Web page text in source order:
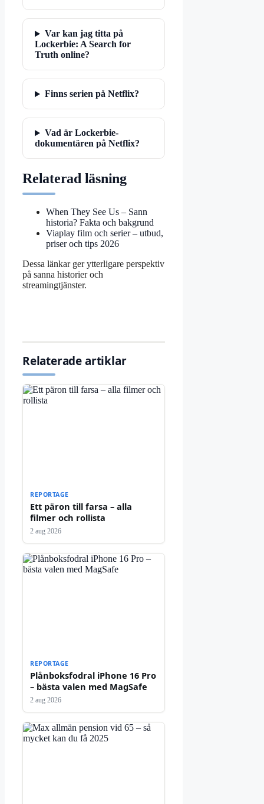
Var kan jag titta på
Lockerbie: A Search for
Truth online?
Finns serien på Netflix?
Vad är Lockerbie-
dokumentären på Netflix?
Relaterad läsning
When They See Us – Sann
historia? Fakta och bakgrund
Viaplay film och serier – utbud,
priser och tips 2026
Dessa länkar ger ytterligare perspektiv
på sanna historier och
streamingtjänster.
Relaterade artiklar
REPORTAGE
Ett päron till farsa – alla
filmer och rollista
2 aug 2026
REPORTAGE
Plånboksfodral iPhone 16 Pro
– bästa valen med MagSafe
2 aug 2026